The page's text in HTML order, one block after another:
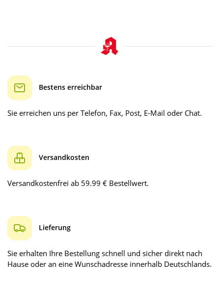
Bestens erreichbar
Sie erreichen uns per Telefon, Fax, Post, E-Mail oder Chat.
Versandkosten
Versandkostenfrei ab 59.99 € Bestellwert.
Lieferung
Sie erhalten Ihre Bestellung schnell und sicher direkt nach
Hause oder an eine Wunschadresse innerhalb Deutschlands.